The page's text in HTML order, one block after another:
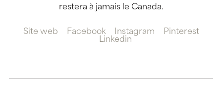
restera à jamais le Canada.
Site web Facebook Instagram
Pinterest
Linkedin